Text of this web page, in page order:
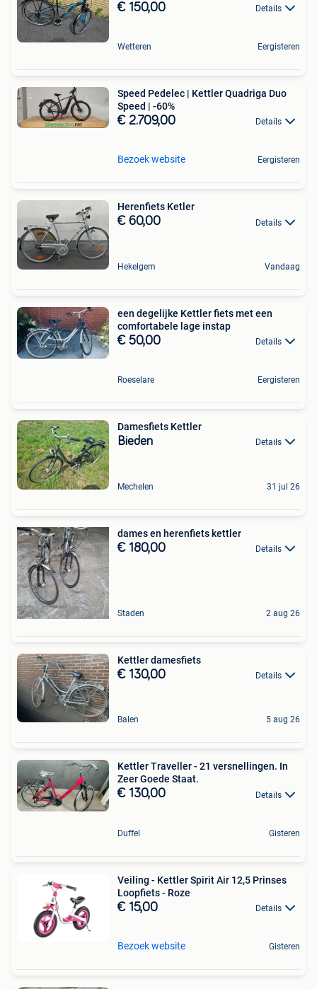
€ 150,00 Details
Wetteren Eergisteren
Speed Pedelec | Kettler Quadriga Duo
Speed | -60%
€ 2.709,00 Details
Bezoek website Eergisteren
Herenfiets Ketler
€ 60,00 Details
Hekelgem Vandaag
een degelijke Kettler fiets met een
comfortabele lage instap
€ 50,00 Details
Roeselare Eergisteren
Damesfiets Kettler
Bieden Details
Mechelen 31 jul 26
dames en herenfiets kettler
€ 180,00 Details
Staden 2 aug 26
Kettler damesfiets
€ 130,00 Details
Balen 5 aug 26
Kettler Traveller - 21 versnellingen. In
Zeer Goede Staat.
€ 130,00 Details
Duffel Gisteren
Veiling - Kettler Spirit Air 12,5 Prinses
Loopfiets - Roze
€ 15,00 Details
Bezoek website Gisteren